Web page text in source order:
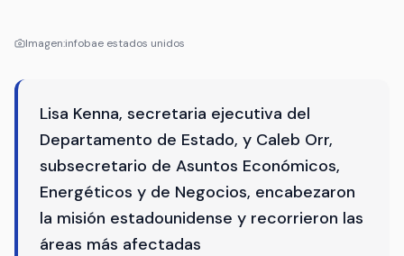
Imagen:infobae estados unidos
Lisa Kenna, secretaria ejecutiva del
Departamento de Estado, y Caleb Orr,
subsecretario de Asuntos Económicos,
Energéticos y de Negocios, encabezaron
la misión estadounidense y recorrieron las
áreas más afectadas